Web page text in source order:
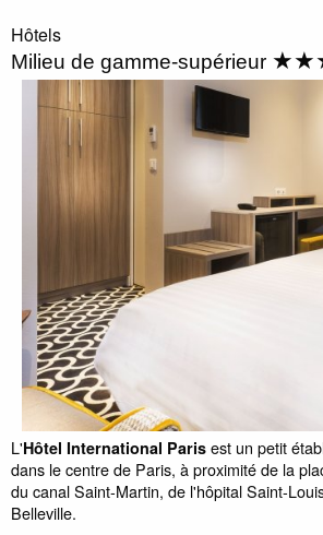
Hôtels
Milieu de gamme-supérieur
L'Hôtel International Paris est un petit
dans le centre de Paris, à proximité de la
du canal Saint-Martin, de l'hôpital Saint-
Belleville.